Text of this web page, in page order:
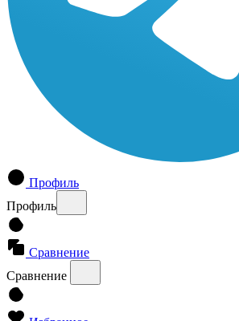
Профиль
Профиль
Сравнение
Сравнение